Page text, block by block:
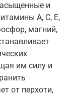
и
А, С, Е,
магний,
им силу и
от перхоти,